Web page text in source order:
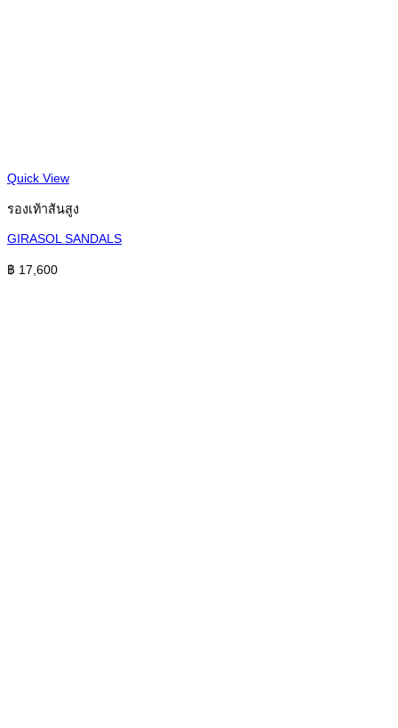
Quick View
รองเท้าส้นสูง
GIRASOL SANDALS
฿ 17,600